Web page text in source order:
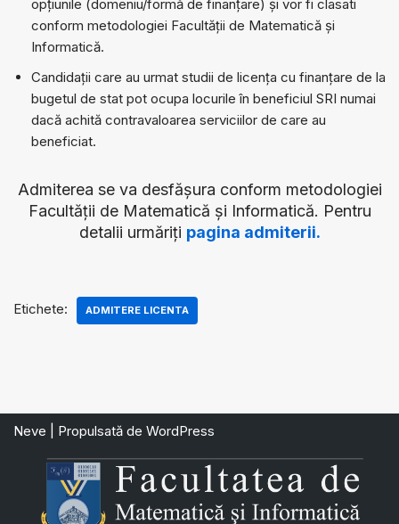
opțiunile (domeniu/formă de finanțare) și vor fi clasati
conform metodologiei Facultății de Matematică și
Informatică.
Candidații care au urmat studii de licența cu finanțare de la
bugetul de stat pot ocupa locurile în beneficiul SRI numai
dacă achită contravaloarea serviciilor de care au
beneficiat.
Admiterea se va desfășura conform metodologiei
Facultății de Matematică și Informatică. Pentru
detalii urmăriți pagina admiterii.
Etichete: ADMITERE LICENTA
Neve | Propulsată de WordPress